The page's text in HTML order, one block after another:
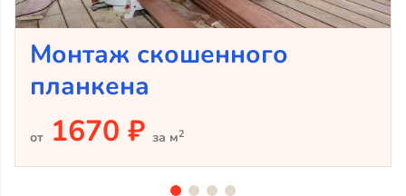
Монтаж скошенного
планкена
от 1670 ₽ за м2